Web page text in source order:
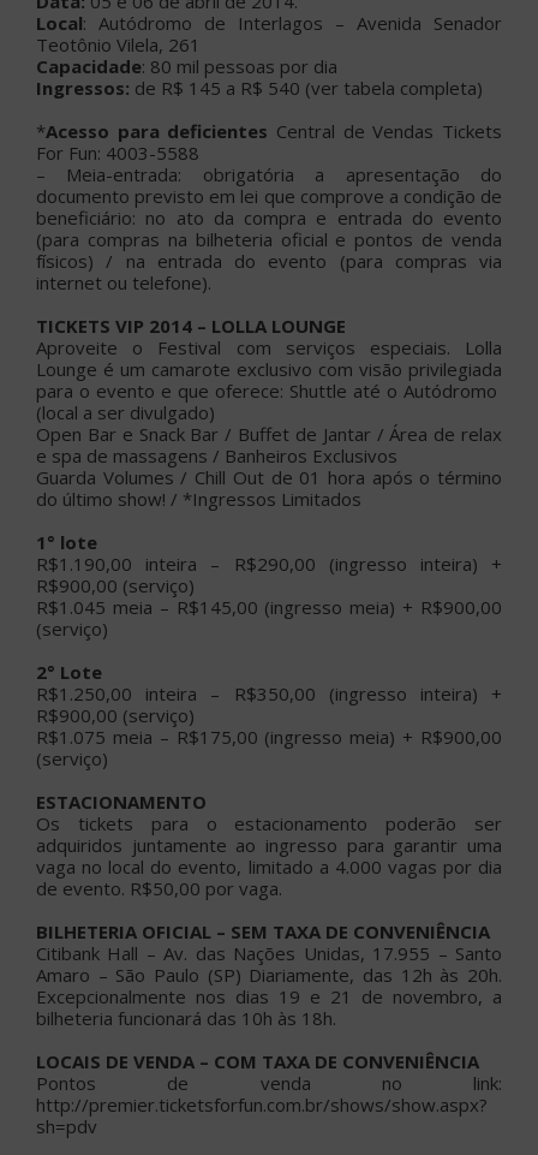
Local: Autódromo de Interlagos – Avenida Senador
Teotônio Vilela, 261
Capacidade: 80 mil pessoas por dia
Ingressos: de R$ 145 a R$ 540 (ver tabela completa)
*Acesso para deficientes Central de Vendas Tickets
For Fun: 4003-5588
– Meia-entrada: obrigatória a apresentação do
documento previsto em lei que comprove a condição de
beneficiário: no ato da compra e entrada do evento
(para compras na bilheteria oficial e pontos de venda
físicos) / na entrada do evento (para compras via
internet ou telefone).
TICKETS VIP 2014 – LOLLA LOUNGE
Aproveite o Festival com serviços especiais. Lolla
Lounge é um camarote exclusivo com visão privilegiada
para o evento e que oferece: Shuttle até o Autódromo
(local a ser divulgado)
Open Bar e Snack Bar / Buffet de Jantar / Área de relax
e spa de massagens / Banheiros Exclusivos
Guarda Volumes / Chill Out de 01 hora após o término
do último show! / *Ingressos Limitados
1° lote
R$1.190,00 inteira – R$290,00 (ingresso inteira) +
R$900,00 (serviço)
R$1.045 meia – R$145,00 (ingresso meia) + R$900,00
(serviço)
2° Lote
R$1.250,00 inteira – R$350,00 (ingresso inteira) +
R$900,00 (serviço)
R$1.075 meia – R$175,00 (ingresso meia) + R$900,00
(serviço)
ESTACIONAMENTO
Os tickets para o estacionamento poderão ser
adquiridos juntamente ao ingresso para garantir uma
vaga no local do evento, limitado a 4.000 vagas por dia
de evento. R$50,00 por vaga.
BILHETERIA OFICIAL – SEM TAXA DE CONVENIÊNCIA
Citibank Hall – Av. das Nações Unidas, 17.955 – Santo
Amaro – São Paulo (SP) Diariamente, das 12h às 20h.
Excepcionalmente nos dias 19 e 21 de novembro, a
bilheteria funcionará das 10h às 18h.
LOCAIS DE VENDA – COM TAXA DE CONVENIÊNCIA
Pontos de venda no link:
http://premier.ticketsforfun.com.br/shows/show.aspx?
sh=pdv